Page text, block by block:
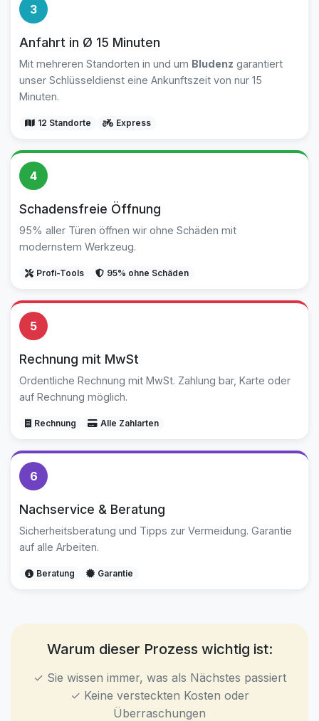
3
Anfahrt in Ø 15 Minuten
Mit mehreren Standorten in und um Bludenz garantiert
unser Schlüsseldienst eine Ankunftszeit von nur 15
Minuten.
12 Standorte Express
4
Schadensfreie Öffnung
95% aller Türen öffnen wir ohne Schäden mit
modernstem Werkzeug.
Profi-Tools 95% ohne Schäden
5
Rechnung mit MwSt
Ordentliche Rechnung mit MwSt. Zahlung bar, Karte oder
auf Rechnung möglich.
Rechnung Alle Zahlarten
6
Nachservice & Beratung
Sicherheitsberatung und Tipps zur Vermeidung. Garantie
auf alle Arbeiten.
Beratung Garantie
Warum dieser Prozess wichtig ist:
✓ Sie wissen immer, was als Nächstes passiert
✓ Keine versteckten Kosten oder
Überraschungen